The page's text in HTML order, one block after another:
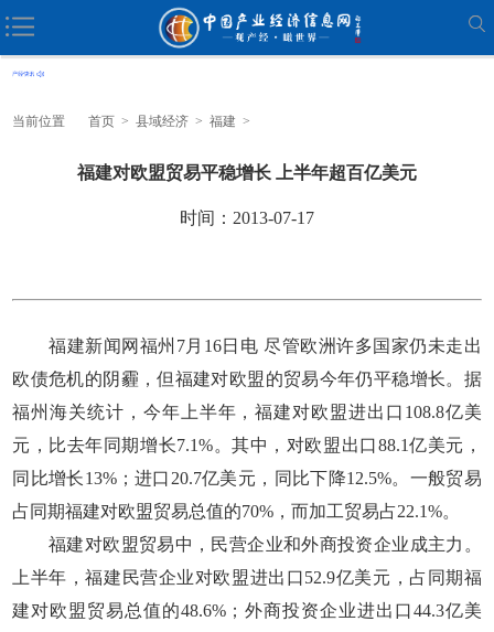
当前位置 首页 > 县域经济 > 福建 >
福建对欧盟贸易平稳增长 上半年超百亿美元
时间：2013-07-17
福建新闻网福州7月16日电 尽管欧洲许多国家仍未走出
欧债危机的阴霾，但福建对欧盟的贸易今年仍平稳增长。据
福州海关统计，今年上半年，福建对欧盟进出口108.8亿美
元，比去年同期增长7.1%。其中，对欧盟出口88.1亿美元，
同比增长13%；进口20.7亿美元，同比下降12.5%。一般贸易
占同期福建对欧盟贸易总值的70%，而加工贸易占22.1%。
福建对欧盟贸易中，民营企业和外商投资企业成主力。
上半年，福建民营企业对欧盟进出口52.9亿美元，占同期福
建对欧盟贸易总值的48.6%；外商投资企业进出口44.3亿美